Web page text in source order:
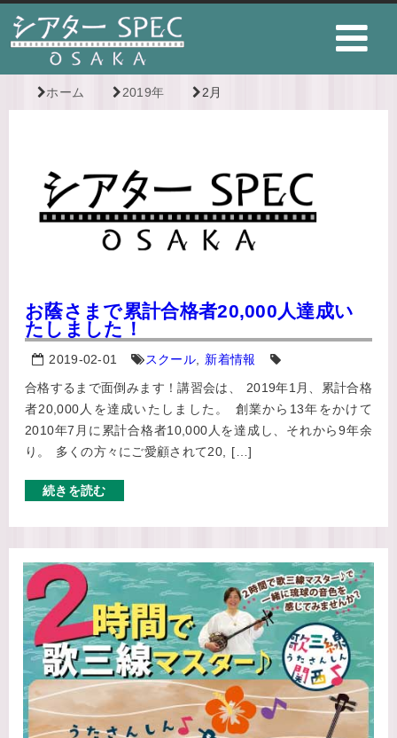
ホーム 2019年 2月
お蔭さまで累計合格者20,000人達成い
たしました！
2019-02-01 スクール
新着情報
合格するまで面倒みます！講習会は、 2019年1月、累計合格
者20,000人を達成いたしました。 創業から13年をかけて
2010年7月に累計合格者10,000人を達成し、それから9年余
り。 多くの方々にご愛顧されて20, […]
続きを読む